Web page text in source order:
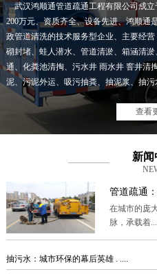
武汉鸿顺通管道疏通工程有限公司成
200万元、资质齐全、设备先进、鸿顺通
政管道清洗的技术服务型企业、主要经
砌封堵、蛙人潜水、管道清淤、箱涵清
通、化粪池清掏、污水井 雨水井 窨井清
泥、污泥外运、吸污抽粪、抽泥浆、抽污
查看
新闻
管道疏通
在城市的庞
脉，承载着
抽污水：城市环保的幕后英雄 . ....